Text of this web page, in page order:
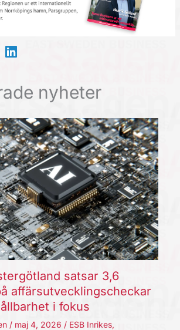
nyheter
satsar 3,6
affärsutvecklingscheckar
i fokus
/ maj 4, 2026 / ESB Inrikes,